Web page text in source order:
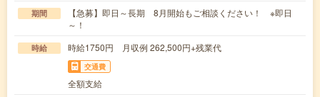
期間
【急募】即日～長期 8月開始もご相談ください！ ※即日
～！
時給 時給1750円 月収例 262,500円+残業代
交通費
全額支給